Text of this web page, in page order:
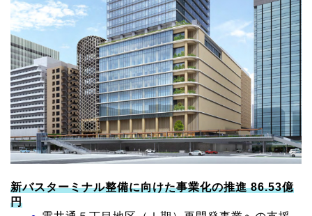
新バスターミナル整備に向けた事業化の推進 86.53億
円